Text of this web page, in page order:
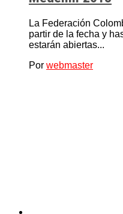
La Federación
partir de la fecha y
estarán abiertas...
Por webmaster